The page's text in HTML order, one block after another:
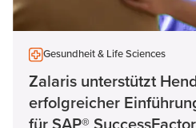
Gesundheit & Life Sciences
Zalaris unterstützt
erfolgreicher